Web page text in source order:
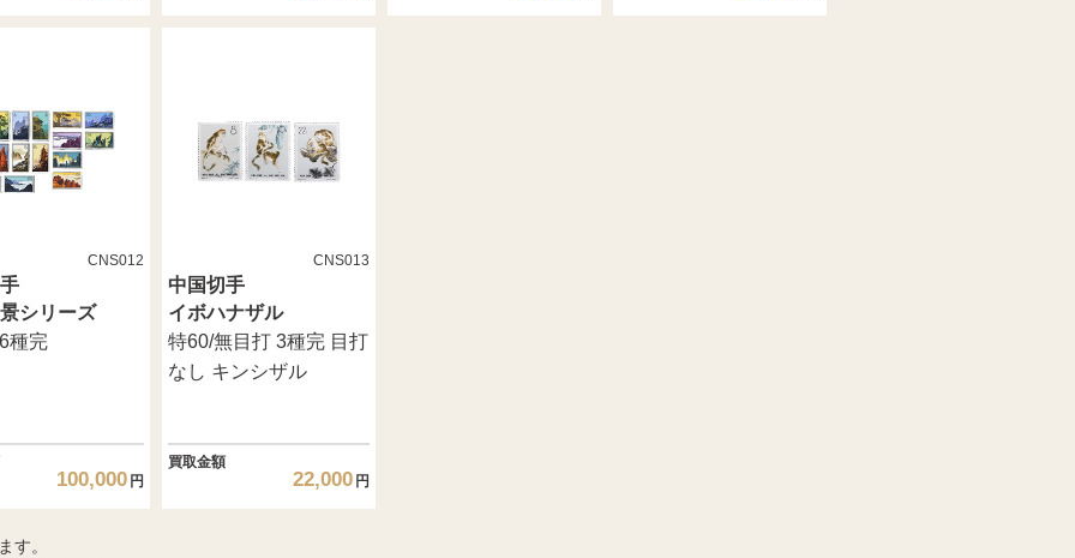
CNS012
シリーズ
種完
100,000 円
CNS013
中国切手
イボハナザル
特60/無目打 3種完 目打
なし キンシザル
買取金額
22,000 円
す。